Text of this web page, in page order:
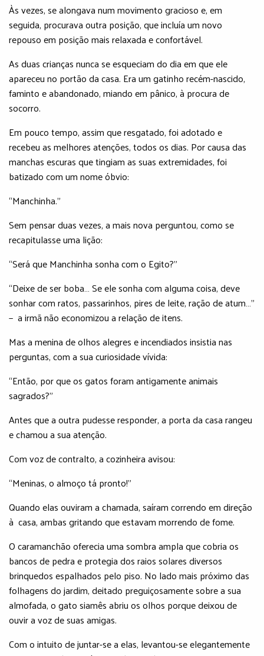
Às vezes, se alongava num movimento gracioso e, em
seguida, procurava outra posição, que incluía um novo
repouso em posição mais relaxada e confortável.
As duas crianças nunca se esqueciam do dia em que ele
apareceu no portão da casa. Era um gatinho recém-nascido,
faminto e abandonado, miando em pânico, à procura de
socorro.
Em pouco tempo, assim que resgatado, foi adotado e
recebeu as melhores atenções, todos os dias. Por causa das
manchas escuras que tingiam as suas extremidades, foi
batizado com um nome óbvio:
“Manchinha.”
Sem pensar duas vezes, a mais nova perguntou, como se
recapitulasse uma lição:
“Será que Manchinha sonha com o Egito?”
“Deixe de ser boba… Se ele sonha com alguma coisa, deve
sonhar com ratos, passarinhos, pires de leite, ração de atum…”
− a irmã não economizou a relação de itens.
Mas a menina de olhos alegres e incendiados insistia nas
perguntas, com a sua curiosidade vívida:
“Então, por que os gatos foram antigamente animais
sagrados?”
Antes que a outra pudesse responder, a porta da casa rangeu
e chamou a sua atenção.
Com voz de contralto, a cozinheira avisou:
“Meninas, o almoço tá pronto!”
Quando elas ouviram a chamada, saíram correndo em direção
à casa, ambas gritando que estavam morrendo de fome.
O caramanchão oferecia uma sombra ampla que cobria os
bancos de pedra e protegia dos raios solares diversos
brinquedos espalhados pelo piso. No lado mais próximo das
folhagens do jardim, deitado preguiçosamente sobre a sua
almofada, o gato siamês abriu os olhos porque deixou de
ouvir a voz de suas amigas.
Com o intuito de juntar-se a elas, levantou-se elegantemente